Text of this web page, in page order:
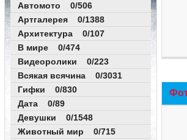
Автомото 0/506
Артгалерея 0/1388
Архитектура 0/107
В мире 0/474
Видеоролики 0/223
Всякая всячина 0/3031
Гифки 0/830
Дата 0/89
Девушки 0/1548
Животный мир 0/715